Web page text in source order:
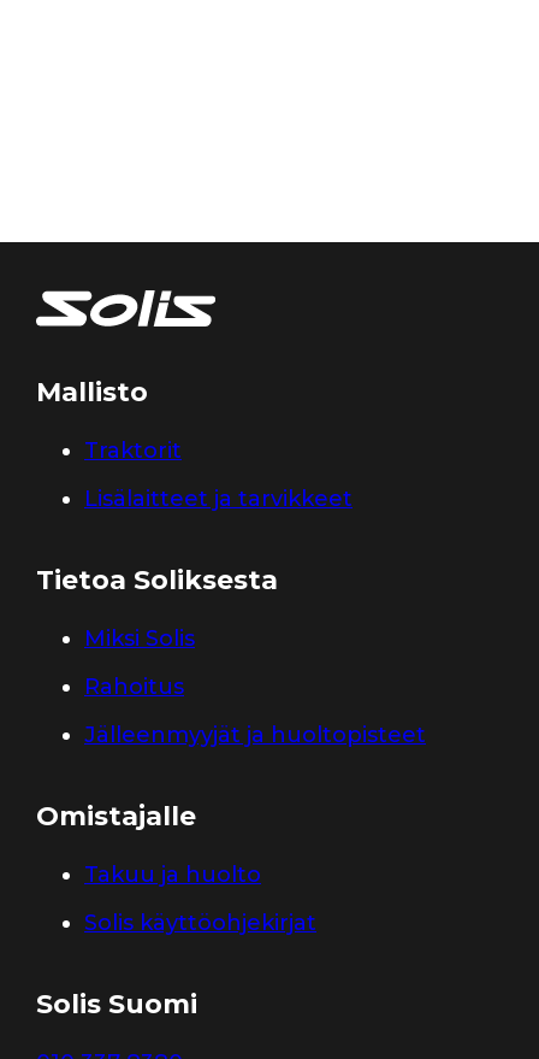
Mallisto
Traktorit
Lisälaitteet ja tarvikkeet
Tietoa Soliksesta
Miksi Solis
Rahoitus
Jälleenmyyjät ja huoltopisteet
Omistajalle
Takuu ja huolto
Solis käyttöohjekirjat
Solis Suomi